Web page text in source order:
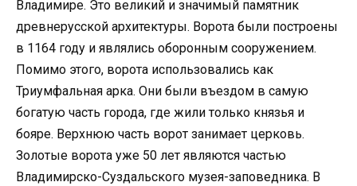
Владимире. Это великий и значимый памятник
древнерусской архитектуры. Ворота были построены
в 1164 году и являлись оборонным сооружением.
Помимо этого, ворота использовались как
Триумфальная арка. Они были въездом в самую
богатую часть города, где жили только князья и
бояре. Верхнюю часть ворот занимает церковь.
Золотые ворота уже 50 лет являются частью
Владимирско-Суздальского музея-заповедника. В